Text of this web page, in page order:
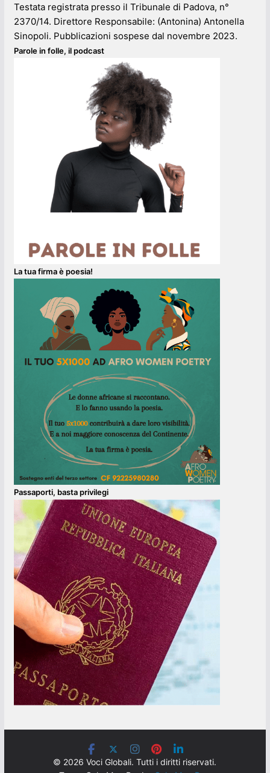
Testata registrata presso il Tribunale di Padova, n°
2370/14. Direttore Responsabile: (Antonina) Antonella
Sinopoli. Pubblicazioni sospese dal novembre 2023.
Parole in folle, il podcast
La tua firma è poesia!
Passaporti, basta privilegi
© 2026 Voci Globali. Tutti i diritti riservati.